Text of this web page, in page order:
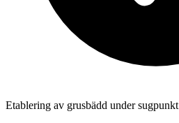
Etablering av grusbädd under sugpunkt